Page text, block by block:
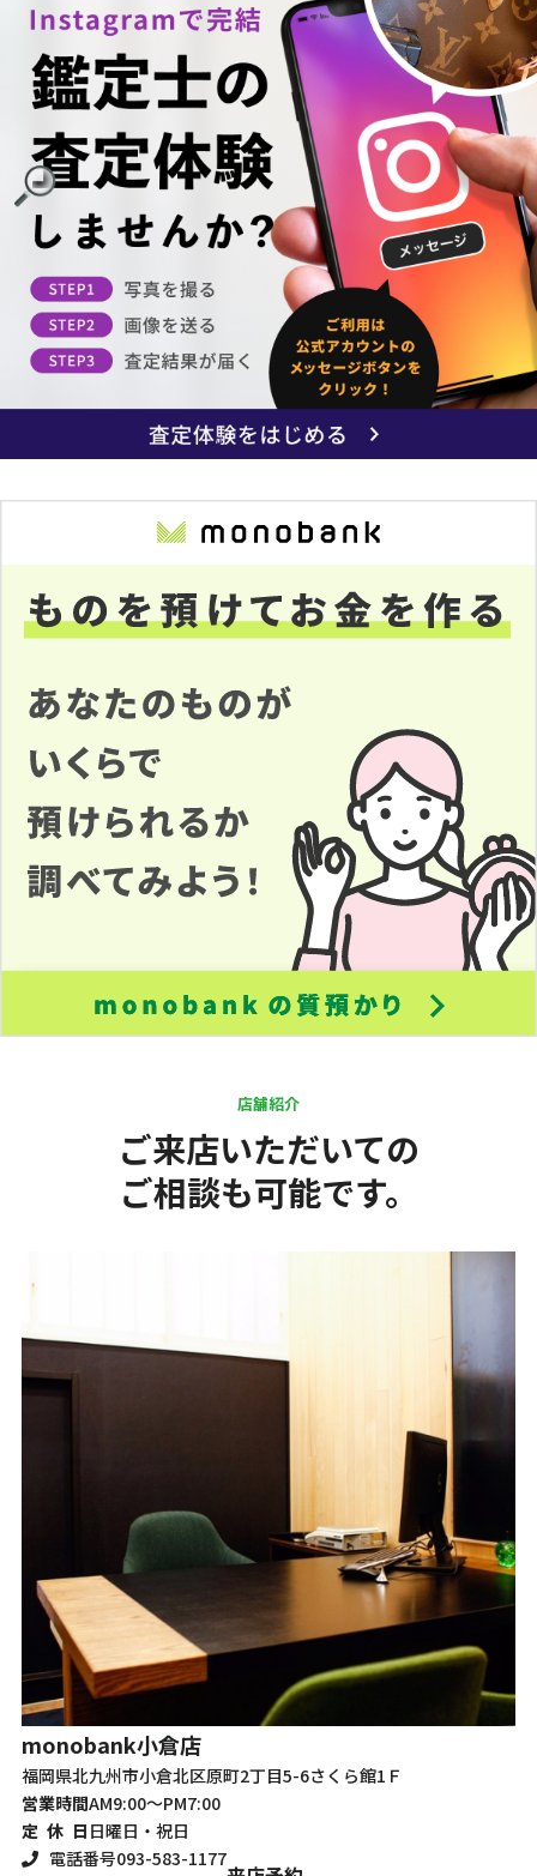
店舗紹介
ご来店いただいての
ご相談も可能です。
monobank小倉店
福岡県北九州市小倉北区原町2丁目5-6さくら館1Ｆ
営業時間AM9:00～PM7:00
定 休 日 日曜日・祝日
電話番号093-583-1177